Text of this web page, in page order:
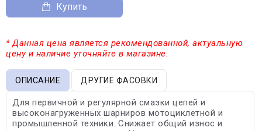
Купить
* Данная цена является рекомендованной, актуальную
цену и наличие уточняйте в магазине.
ОПИСАНИЕ ДРУГИЕ ФАСОВКИ
Для первичной и регулярной смазки цепей и
высоконагруженных шарниров мотоциклетной и
промышленной техники. Снижает общий износ и